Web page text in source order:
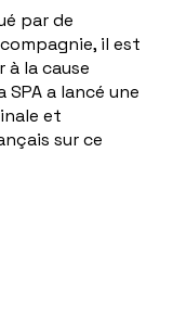
par de
il est
la cause
a lancé une
et
sur ce